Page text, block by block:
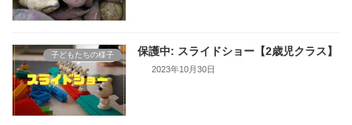
子どもたちの様子 保護中: スライドショー【2歳児クラス】
2023年10月30日